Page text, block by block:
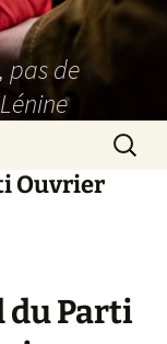
pas de
Ouvrier
du Parti